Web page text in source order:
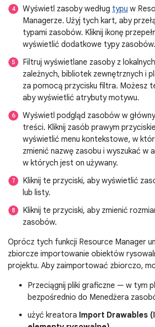
Wyświetl zasoby według typu w
Managerze. Użyj tych kart, aby
typami zasobów. Kliknij ikonę
wyświetlić dodatkowe typy zasobów.
Filtruj wyświetlane zasoby z
zależnych, bibliotek zewnętrznych i
za pomocą przycisku filtra. Możesz
aby wyświetlić atrybuty motywu.
Wyświetl podgląd zasobów w
treści. Kliknij zasób prawym
wyświetlić menu kontekstowe, w
zmienić nazwę zasobu i wyszukać w
w których jest on używany.
Kliknij te przyciski, aby wyświetlić
lub listy.
Kliknij te przyciski, aby zmienić
zasobów.
Oprócz tych funkcji Resource Manager
zbiorcze importowanie obiektów
projektu. Aby zaimportować zbiorczo,
Przeciągnij pliki graficzne — w tym
bezpośrednio do Menedżera
użyć kreatora Import Drawables